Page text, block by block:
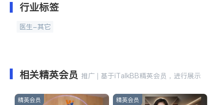
行业标签
医生-其它
相关精英会员 推广 | 基于iTalkBB精英会员，进行展示
精英会员 精英会员